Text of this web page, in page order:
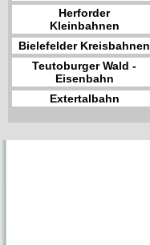
Herforder
Kleinbahnen
Bielefelder Kreisbahnen
Teutoburger Wald -
Eisenbahn
Extertalbahn